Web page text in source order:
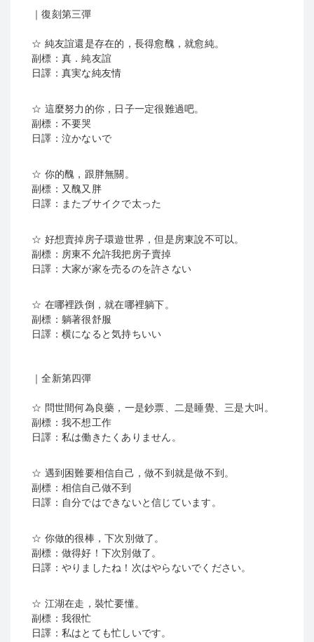
｜復刻第三彈
☆ 純友誼還是存在的，長得愈醜，就愈純。
副標：真．純友誼
日譯：真実な純友情
☆ 這麼努力的你，日子一定很難過吧。
副標：不要哭
日譯：泣かないで
☆ 你的醜，跟胖無關。
副標：又醜又胖
日譯：またブサイクで太った
☆ 好想賣掉房子環遊世界，但是房東說不可以。
副標：房東不允許我把房子賣掉
日譯：大家が家を売るのを許さない
☆ 在哪裡跌倒，就在哪裡躺下。
副標：躺著很舒服
日譯：横になると気持ちいい
｜全新第四彈
☆ 問世間何為良藥，一是鈔票、二是睡覺、三是大叫。
副標：我不想工作
日譯：私は働きたくありません。
☆ 遇到困難要相信自己，做不到就是做不到。
副標：相信自己做不到
日譯：自分ではできないと信じています。
☆ 你做的很棒，下次別做了。
副標：做得好！下次別做了。
日譯：やりましたね！次はやらないでください。
☆ 江湖在走，裝忙要懂。
副標：我很忙
日譯：私はとても忙しいです。